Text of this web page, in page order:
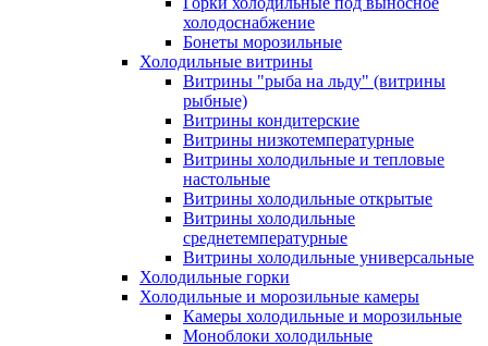
холодоснабжение
Бонеты морозильные
Холодильные витрины
Витрины "рыба на льду" (витрины
рыбные)
Витрины кондитерские
Витрины низкотемпературные
Витрины холодильные и тепловые
настольные
Витрины холодильные открытые
Витрины холодильные
среднетемпературные
Витрины холодильные универсальные
Холодильные горки
Холодильные и морозильные камеры
Камеры холодильные и морозильные
Моноблоки холодильные